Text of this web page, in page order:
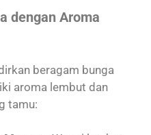
dengan Aroma
beragam bunga
aroma lembut dan
tamu: